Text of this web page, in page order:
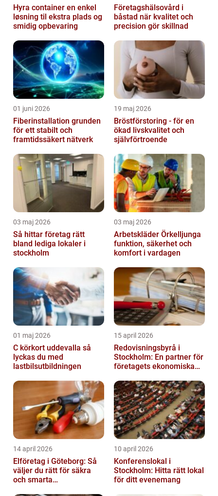
Hyra container en enkel
løsning til ekstra plads og
smidig opbevaring
Företagshälsovård i
båstad när kvalitet och
precision gör skillnad
01 juni 2026
Fiberinstallation grunden
för ett stabilt och
framtidssäkert nätverk
19 maj 2026
Bröstförstoring - för en
ökad livskvalitet och
självförtroende
03 maj 2026
Så hittar företag rätt
bland lediga lokaler i
stockholm
03 maj 2026
Arbetskläder Örkelljunga
funktion, säkerhet och
komfort i vardagen
01 maj 2026
C körkort uddevalla så
lyckas du med
lastbilsutbildningen
15 april 2026
Redovisningsbyrå i
Stockholm: En partner för
företagets ekonomiska
14 april 2026
Elföretag i Göteborg: Så
väljer du rätt för säkra
och smarta
10 april 2026
Konferenslokal i
Stockholm: Hitta rätt lokal
för ditt evenemang